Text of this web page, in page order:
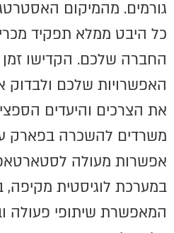
גורמים. מהמיקום
כל היבט ממלא תפקיד
החברה שלכם. הקדישו זמן
האפשרויות שלכם ולבדוק
את הצרכים והיעדים
משרדים להשכרה בפארק
אפשרות מעולה
במערכת לוגיסטית מקיפה,
המאפשרת שיתופי פעולה